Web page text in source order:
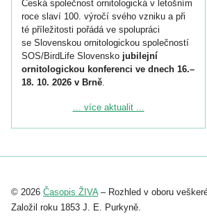
Česká společnost ornitologická v letošním
roce slaví 100. výročí svého vzniku a při
té příležitosti pořádá ve spolupráci
se Slovenskou ornitologickou společností
SOS/BirdLife Slovensko jubilejní
ornitologickou konferenci ve dnech 16.–
18. 10. 2026 v Brně.
Podrobnější informace ke konferenci
Registrovat se můžete do 6. září.
abstraktu přihlášené přednášky nebo
posteru je už 30. června.
... více aktualit ...
© 2026 Časopis ŽIVA– Rozhled v oboru
Založil roku 1853 J. E. Purkyně.